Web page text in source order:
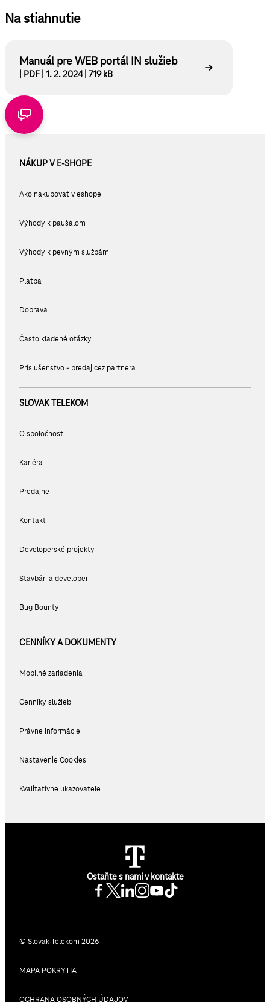
Na stiahnutie
Manuál pre WEB portál IN služieb
| PDF | 1. 2. 2024 | 719 kB
NÁKUP V E-SHOPE
Ako nakupovať v eshope
Výhody k paušálom
Výhody k pevným službám
Platba
Doprava
Často kladené otázky
Príslušenstvo - predaj cez partnera
SLOVAK TELEKOM
O spoločnosti
Kariéra
Predajne
Kontakt
Developerské projekty
Stavbári a developeri
Bug Bounty
CENNÍKY A DOKUMENTY
Mobilné zariadenia
Cenníky služieb
Právne informácie
Nastavenie Cookies
Kvalitatívne ukazovatele
Ostaňte s nami v kontakte
© Slovak Telekom 2026
MAPA POKRYTIA
OCHRANA OSOBNÝCH ÚDAJOV